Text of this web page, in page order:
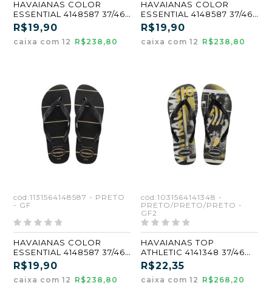
HAVAIANAS COLOR
ESSENTIAL 4148587 37/46
AREIA (GF)
R$19,90
caixa com 12 R$238,80
HAVAIANAS COLOR
ESSENTIAL 4148587 37/46
MARINHO (GF)
R$19,90
caixa com 12 R$238,80
cód:1131564148587 - PRETO
- GF
HAVAIANAS COLOR
ESSENTIAL 4148587 37/46
PRETO (GF)
R$19,90
caixa com 12 R$238,80
cód:1031564141348 -
PRETO/PRETO/PRETO -
GF2
HAVAIANAS TOP
ATHLETIC 4141348 37/46
PRETO/PRETO/PRETO
(GF2)
R$22,35
caixa com 12 R$268,20